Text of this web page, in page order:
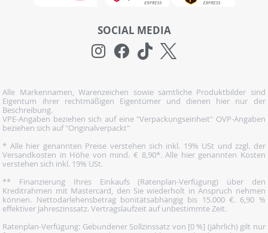
SOCIAL MEDIA
Alle Markennamen, Warenzeichen sowie sämtliche Produktbilder sind
Eigentum ihrer rechtmäßigen Eigentümer und dienen hier nur der
Beschreibung.
VPE-Angaben beziehen sich auf eine "Verpackungseinheit" OVP-Angaben
beziehen sich auf "Originalverpackt"
* Alle hier genannten Preise verstehen sich inkl. 19% USt und zzgl. der
Versandkosten in Höhe von mind. € 8,90*. Alle hier genannten Kosten
verstehen sich inkl. 19% USt.
** Finanzierung Ihres Einkaufs (Ratenplan-Verfügung) über den
Kreditrahmen mit Mastercard, den Sie wiederholt in Anspruch nehmen
können. Nettodarlehensbetrag bonitätsabhängig bis 15.000 €. 6,90 %
effektiver Jahreszinssatz. Vertragslaufzeit auf unbestimmte Zeit.
Ratenplan-Verfügung: Gebundener Sollzinssatz von [0 %] (jährlich) gilt nur